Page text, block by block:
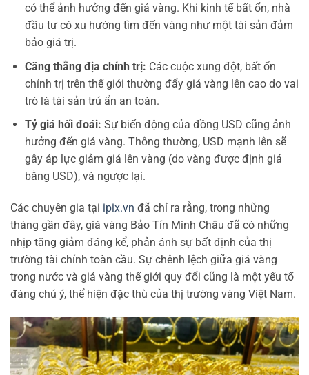
có thể ảnh hưởng đến giá vàng. Khi kinh tế bất ổn, nhà
đầu tư có xu hướng tìm đến vàng như một tài sản đảm
bảo giá trị.
Căng thẳng địa chính trị: Các cuộc xung đột, bất ổn
chính trị trên thế giới thường đẩy giá vàng lên cao do vai
trò là tài sản trú ẩn an toàn.
Tỷ giá hối đoái: Sự biến động của đồng USD cũng ảnh
hưởng đến giá vàng. Thông thường, USD mạnh lên sẽ
gây áp lực giảm giá lên vàng (do vàng được định giá
bằng USD), và ngược lại.
Các chuyên gia tại ipix.vn đã chỉ ra rằng, trong những
tháng gần đây, giá vàng Bảo Tín Minh Châu đã có những
nhịp tăng giảm đáng kể, phản ánh sự bất định của thị
trường tài chính toàn cầu. Sự chênh lệch giữa giá vàng
trong nước và giá vàng thế giới quy đổi cũng là một yếu tố
đáng chú ý, thể hiện đặc thù của thị trường vàng Việt Nam.